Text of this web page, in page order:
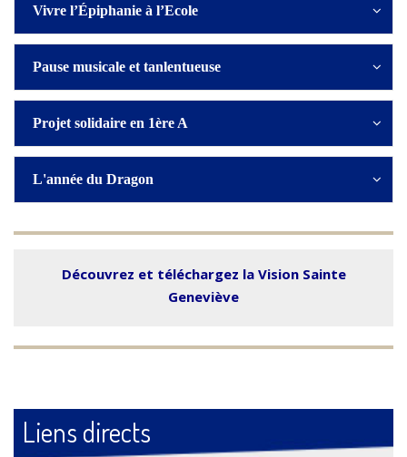
Vivre l’Épiphanie à l’Ecole
Pause musicale et tanlentueuse
Projet solidaire en 1ère A
L'année du Dragon
Découvrez et téléchargez la Vision Sainte
Geneviève
Liens directs